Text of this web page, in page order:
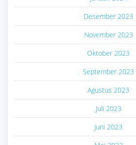
Desember 2023
November 2023
Oktober 2023
September 2023
Agustus 2023
Juli 2023
Juni 2023